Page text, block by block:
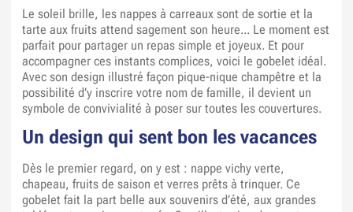
Le soleil brille, les nappes à carreaux sont de sortie et la
tarte aux fruits attend sagement son heure... Le moment est
parfait pour partager un repas simple et joyeux. Et pour
accompagner ces instants complices, voici le gobelet idéal.
Avec son design illustré façon pique-nique champêtre et la
possibilité d’y inscrire votre nom de famille, il devient un
symbole de convivialité à poser sur toutes les couvertures.
Un design qui sent bon les vacances
Dès le premier regard, on y est : nappe vichy verte,
chapeau, fruits de saison et verres prêts à trinquer. Ce
gobelet fait la part belle aux souvenirs d’été, aux grandes